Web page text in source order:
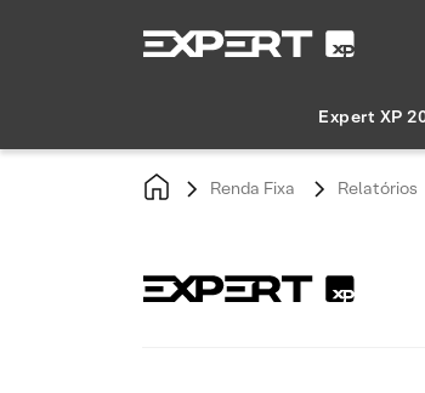
Expert XP
Renda Fixa Relatórios